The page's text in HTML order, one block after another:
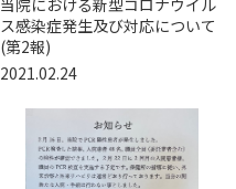
当院における新型コロナウイル
ス感染症発生及び対応について
(第2報)
2021.02.24